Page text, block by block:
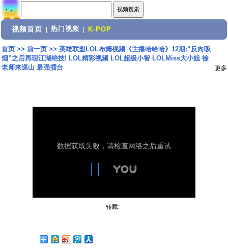
视频首页 热门视频 K-POP
首页>> 前一页>> 英雄联盟LOL布姆视频《主播哈哈哈》12期:“反向吸
烟”之后再现江湖绝技! LOL精彩视频 LOL超级小智 LOLMiss大小姐 徐
老师来巡山 最强擂台
更多
转载: